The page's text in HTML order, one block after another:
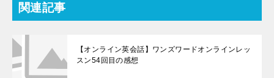
関連記事
【オンライン英会話】ワンズワードオンラインレッ
スン54回目の感想